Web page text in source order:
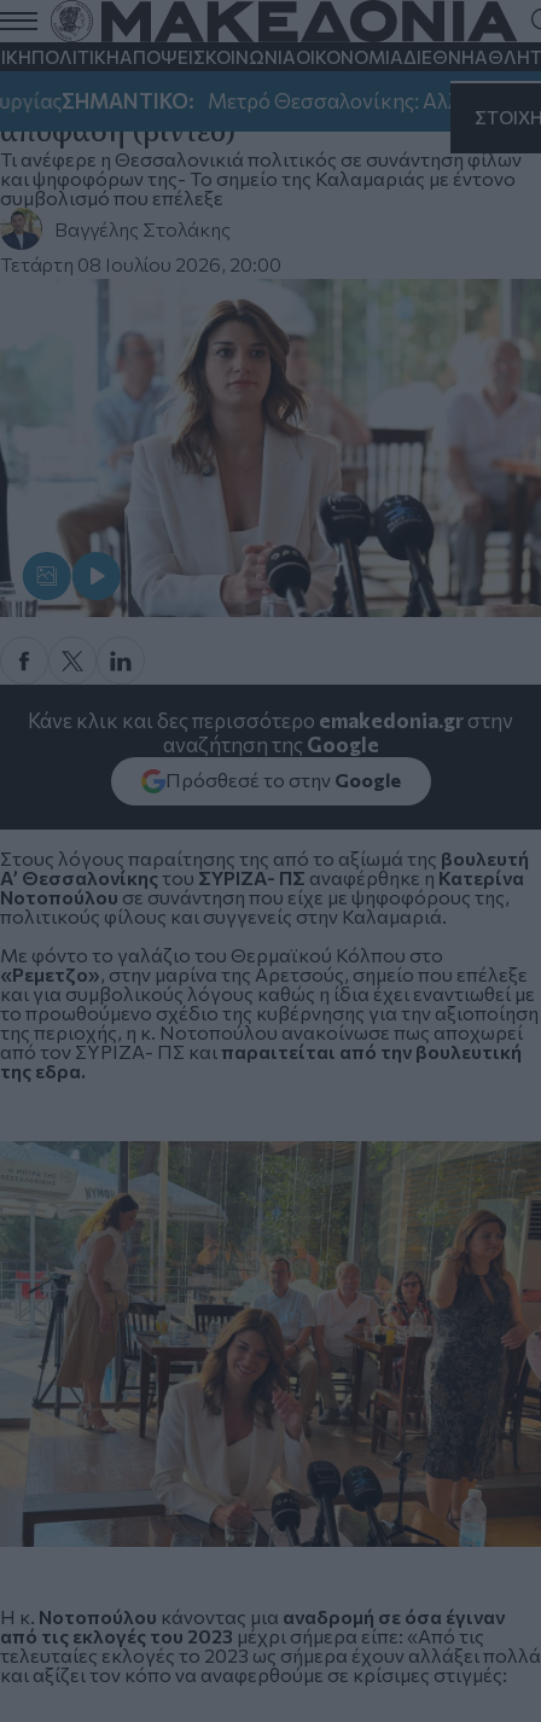
ΠΟΛΙΤΙΚΗΑΠΟΨΕΙΣΚΟΙΝΩΝΙΑΟΙΚΟΝΟΜΙΑΔΙΕΘΝΗ
Μετρό Θεσσαλονίκης: Αλλάζει σήμερα και
Παραιτήθηκε από βουλευτής του
ΣΥΡΙΖΑ η Κατερίνα Νοτοπούλου - Οι
λόγοι που την οδήγησαν σε αυτή την
απόφαση (βίντεο)
Τι ανέφερε η Θεσσαλονικιά πολιτικός σε συνάντηση φίλων
και ψηφοφόρων της- Το σημείο της Καλαμαριάς με έντονο
συμβολισμό που επέλεξε
Βαγγέλης Στολάκης
Τετάρτη 08 Ιουλίου 2026, 20:00
Κάνε κλικ και δες περισσότερο emakedonia.grστην
αναζήτηση της Google
Πρόσθεσέ το στην Google
Στους λόγους παραίτησης της από το αξίωμά της βουλευτή
Α’ Θεσσαλονίκηςτου ΣΥΡΙΖΑ- ΠΣ αναφέρθηκε η Κατερίνα
Νοτοπούλου σε συνάντηση που είχε με ψηφοφόρους της,
πολιτικούς φίλους και συγγενείς στην Καλαμαριά.
Με φόντο το γαλάζιο του Θερμαϊκού Κόλπου στο
«Ρεμετζο», στην μαρίνα της Αρετσούς, σημείο που επέλεξε
και για συμβολικούς λόγους καθώς η ίδια έχει εναντιωθεί με
το προωθούμενο σχέδιο της κυβέρνησης για την αξιοποίηση
της περιοχής, η κ. Νοτοπούλου ανακοίνωσε πως αποχωρεί
από τον ΣΥΡΙΖΑ- ΠΣ και παραιτείται από την βουλευτική
της εδρα.
Η κ. Νοτοπούλου κάνοντας μια αναδρομή σε όσα έγιναν
από τις εκλογές του 2023 μέχρι σήμερα είπε: «Από τις
τελευταίες εκλογές το 2023 ως σήμερα έχουν αλλάξει πολλά
και αξίζει τον κόπο να αναφερθούμε σε κρίσιμες στιγμές: